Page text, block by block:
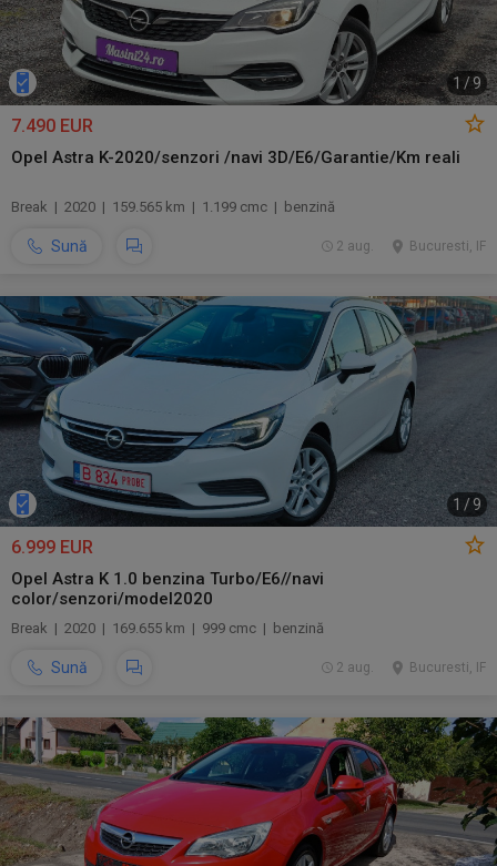
1 /9
7.490 EUR
Opel Astra K-2020/senzori /navi 3D/E6/Garantie/Km reali
Break | 2020 | 159.565 km | 1.199 cmc | benzină
Sună Bucuresti, IF
2 aug.
1 /9
6.999 EUR
Opel Astra K 1.0 benzina Turbo/E6//navi
color/senzori/model2020
Break | 2020 | 169.655 km | 999 cmc | benzină
Sună Bucuresti, IF
2 aug.